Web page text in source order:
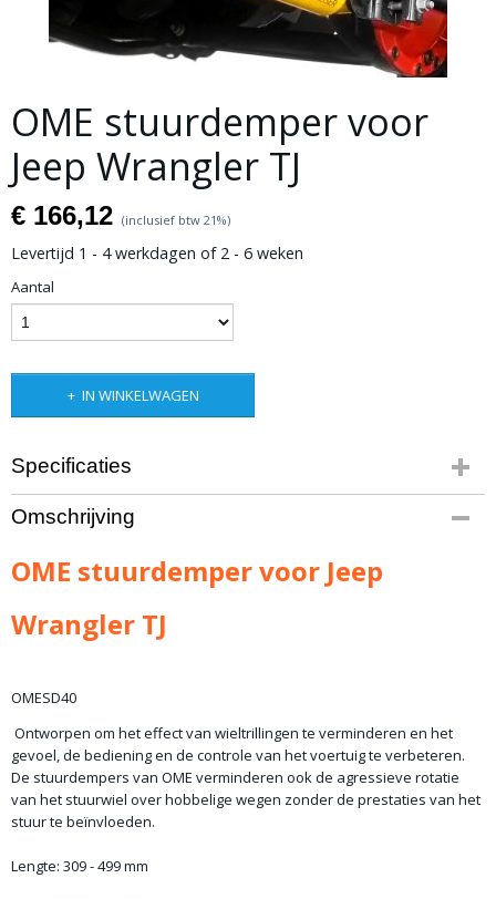
OME stuurdemper voor
Jeep Wrangler TJ
€ 166,12 (inclusief btw 21%)
Levertijd 1 - 4 werkdagen of 2 - 6 weken
Aantal
IN WINKELWAGEN
Specificaties
Bruto gewicht
7,00 Kg
Omschrijving
OME stuurdemper voor Jeep
Wrangler TJ
OMESD40
Ontworpen om het effect van wieltrillingen te verminderen en het
gevoel, de bediening en de controle van het voertuig te verbeteren.
De stuurdempers van OME verminderen ook de agressieve rotatie
van het stuurwiel over hobbelige wegen zonder de prestaties van het
stuur te beïnvloeden.
Lengte: 309 - 499 mm